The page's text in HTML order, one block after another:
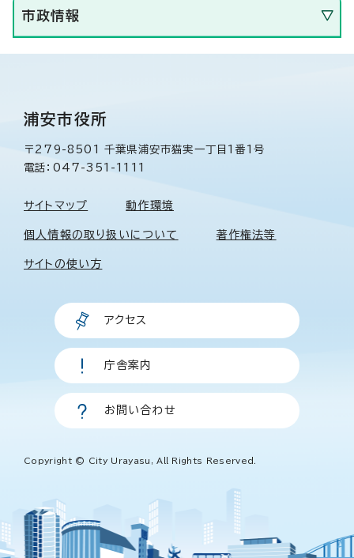
市政情報
浦安市役所
〒279-8501 千葉県浦安市猫実一丁目1番1号
電話：047-351-1111
サイトマップ 動作環境
個人情報の取り扱いについて 著作権法等
サイトの使い方
アクセス
庁舎案内
お問い合わせ
Copyright © City Urayasu, All Rights Reserved.